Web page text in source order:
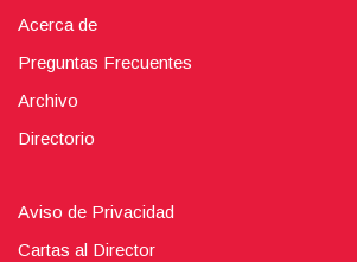
Acerca de
Preguntas Frecuentes
Archivo
Directorio
Aviso de Privacidad
Cartas al Director